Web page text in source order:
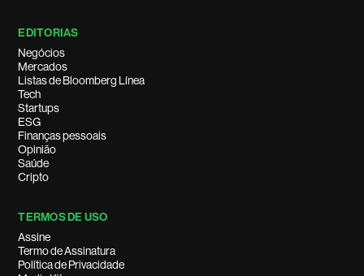
EDITORIAS
Negócios
Mercados
Listas de Bloomberg Línea
Tech
Startups
ESG
Finanças pessoais
Opinião
Saúde
Cripto
TERMOS DE USO
Assine
Termo de Assinatura
Política de Privacidade